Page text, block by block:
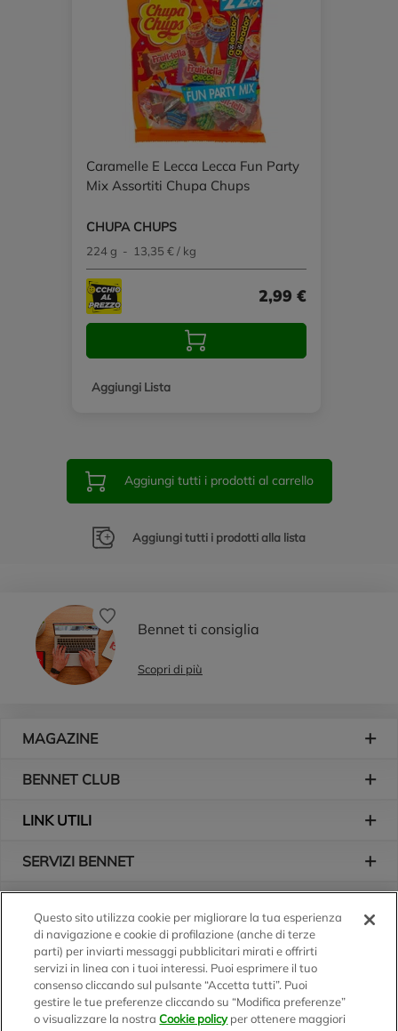
Caramelle E Lecca Lecca Fun Party
Mix Assortiti Chupa Chups
CHUPA CHUPS
224 g - 13,35 € / kg
2,99 €
Aggiungi Lista
Aggiungi tutti i prodotti al carrello
Aggiungi tutti i prodotti alla lista
Bennet ti consiglia
Scopri di più
MAGAZINE
BENNET CLUB
LINK UTILI
SERVIZI BENNET
Logo Bennet
Seguici sui nostri canali
Scarica l'app
Questo sito utilizza cookie per migliorare la tua esperienza
di navigazione e cookie di profilazione (anche di terze
parti) per inviarti messaggi pubblicitari mirati e offrirti
servizi in linea con i tuoi interessi. Puoi esprimere il tuo
consenso cliccando sul pulsante “Accetta tutti”. Puoi
gestire le tue preferenze cliccando su “Modifica preferenze”
o visualizzare la nostraCookie policyper ottenere maggiori